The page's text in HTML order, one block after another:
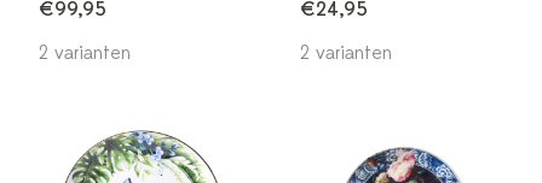
€99,95
2 varianten
€24,95
2 varianten